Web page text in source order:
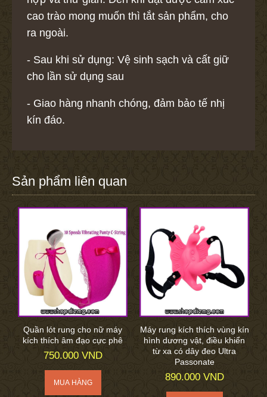
cao trào mong muốn thì tắt sản phẩm, cho
ra ngoài.
- Sau khi sử dụng: Vệ sinh sạch và cất giữ
cho lần sử dụng sau
- Giao hàng nhanh chóng, đảm bảo tế nhị
kín đáo.
Sản phẩm liên quan
Quần lót rung cho nữ máy
kích thích âm đạo cực phê
750.000 VND
Máy rung kích thích vùng kín
hình dương vật, điều khiển
từ xa có dây đeo Ultra
Passonate
890.000 VND